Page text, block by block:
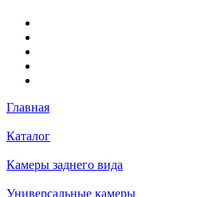
Главная
Каталог
Камеры заднего вида
Универсальные камеры